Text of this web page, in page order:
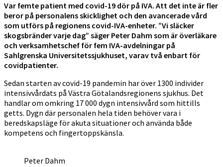
Var femte patient med covid-19 dör på IVA. Att det inte är fler
beror på personalens skicklighet och den avancerade vård
som utförs på regionens covid-IVA-enheter. ”Vi släcker
skogsbränder varje dag” säger Peter Dahm som är överläkare
och verksamhetschef för fem IVA-avdelningar på
Sahlgrenska Universitetssjukhuset, varav två enbart för
covidpatienter.
Sedan starten av covid-19 pandemin har över 1300 individer
intensivvårdats på Västra Götalandsregionens sjukhus. Det
handlar om omkring 17 000 dygn intensivvård som hittills
getts. Dygn där personalen hela tiden behöver vara i
beredskapsläge för akuta situationer och använda både
kompetens och fingertoppskänsla.
Peter Dahm